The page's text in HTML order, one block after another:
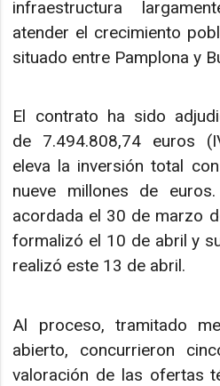
infraestructura
atender el crecimiento
situado entre Pamplona y
El contrato ha sido
de 7.494.808,74 euros
eleva la inversión total
nueve millones de
acordada el 30 de marzo
formalizó el 10 de abril y
realizó este 13 de abril.
Al proceso, tramitado
abierto, concurrieron
valoración de las ofertas